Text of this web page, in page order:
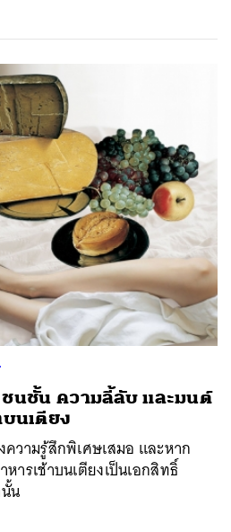
นชั้น ความลี้ลับ และมนต์
นเตียง
ความรู้สึกพิเศษเสมอ และหาก
ารเช้าบนเตียงเป็นเอกสิทธิ์
น
LINE